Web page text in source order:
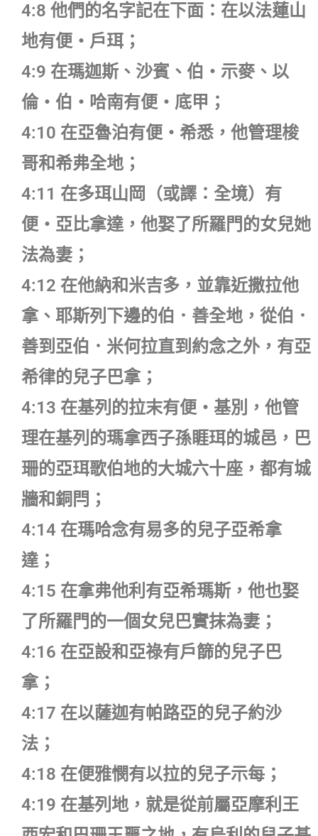
4:8 他們的名字記在下面：在以法蓮山
地有便‧戶珥；
4:9 在瑪迦斯、沙賓、伯‧示麥、以
倫‧伯‧哈南有便‧底甲；
4:10 在亞魯泊有便‧希悉，他管理梭
哥和希弗全地；
4:11 在多珥山岡（或譯：全境）有
便‧亞比拿達，他娶了所羅門的女兒她
法為妻；
4:12 在他納和米吉多，並靠近撒拉他
拿、耶斯列下邊的伯．善全地，從伯．
善到亞伯．米何拉直到約念之外，有亞
希律的兒子巴拿；
4:13 在基列的拉末有便‧基別，他管
理在基列的瑪拿西子孫睚珥的城邑，巴
珊的亞珥歌伯地的大城六十座，都有城
牆和銅閂；
4:14 在瑪哈念有易多的兒子亞希拿
達；
4:15 在拿弗他利有亞希瑪斯，他也娶
了所羅門的一個女兒巴實抹為妻；
4:16 在亞設和亞祿有戶篩的兒子巴
拿；
4:17 在以薩迦有帕路亞的兒子約沙
法；
4:18 在便雅憫有以拉的兒子示每；
4:19 在基列地，就是從前屬亞摩利王